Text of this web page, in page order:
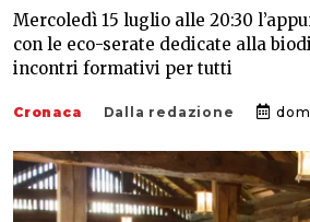
Mercoledì 15 luglio alle 20:30
con le eco-serate dedicate alla
incontri formativi per tutti
Cronaca Dalla redazione